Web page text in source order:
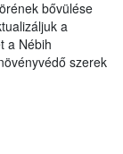
bővülése
a
a Nébih
szerek